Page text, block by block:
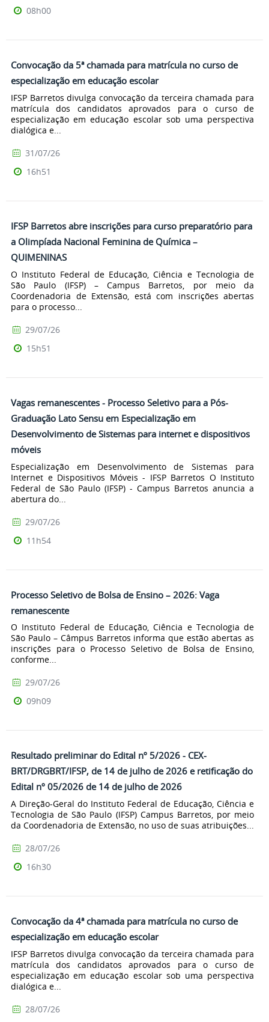
08h00
Convocação da 5ª chamada para matrícula no curso de
especialização em educação escolar
IFSP Barretos divulga convocação da terceira chamada para
matrícula dos candidatos aprovados para o curso de
especialização em educação escolar sob uma perspectiva
dialógica e...
31/07/26
16h51
IFSP Barretos abre inscrições para curso preparatório para
a Olimpíada Nacional Feminina de Química –
QUIMENINAS
O Instituto Federal de Educação, Ciência e Tecnologia de
São Paulo (IFSP) – Campus Barretos, por meio da
Coordenadoria de Extensão, está com inscrições abertas
para o processo...
29/07/26
15h51
Vagas remanescentes - Processo Seletivo para a Pós-
Graduação Lato Sensu em Especialização em
Desenvolvimento de Sistemas para internet e dispositivos
móveis
Especialização em Desenvolvimento de Sistemas para
Internet e Dispositivos Móveis - IFSP Barretos O Instituto
Federal de São Paulo (IFSP) - Campus Barretos anuncia a
abertura do...
29/07/26
11h54
Processo Seletivo de Bolsa de Ensino – 2026: Vaga
remanescente
O Instituto Federal de Educação, Ciência e Tecnologia de
São Paulo – Câmpus Barretos informa que estão abertas as
inscrições para o Processo Seletivo de Bolsa de Ensino,
conforme...
29/07/26
09h09
Resultado preliminar do Edital nº 5/2026 - CEX-
BRT/DRGBRT/IFSP, de 14 de julho de 2026 e retificação do
Edital nº 05/2026 de 14 de julho de 2026
A Direção-Geral do Instituto Federal de Educação, Ciência e
Tecnologia de São Paulo (IFSP) Campus Barretos, por meio
da Coordenadoria de Extensão, no uso de suas atribuições...
28/07/26
16h30
Convocação da 4ª chamada para matrícula no curso de
especialização em educação escolar
IFSP Barretos divulga convocação da terceira chamada para
matrícula dos candidatos aprovados para o curso de
especialização em educação escolar sob uma perspectiva
dialógica e...
28/07/26